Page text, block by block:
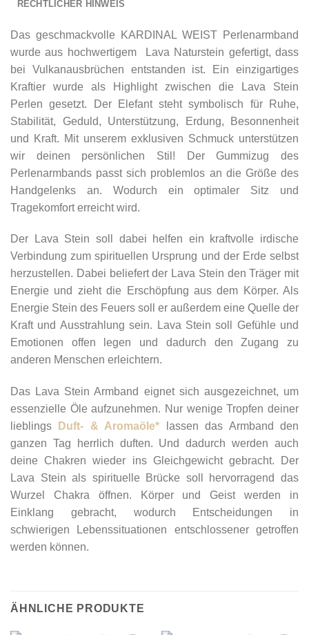
RECHTLICHER HINWEIS
Das geschmackvolle KARDINAL WEIST Perlenarmband
wurde aus hochwertigem Lava Naturstein gefertigt, dass
bei Vulkanausbrüchen entstanden ist. Ein einzigartiges
Kraftier wurde als Highlight zwischen die Lava Stein
Perlen gesetzt. Der Elefant steht symbolisch für Ruhe,
Stabilität, Geduld, Unterstützung, Erdung, Besonnenheit
und Kraft. Mit unserem exklusiven Schmuck unterstützen
wir deinen persönlichen Stil! Der Gummizug des
Perlenarmbands passt sich problemlos an die Größe des
Handgelenks an. Wodurch ein optimaler Sitz und
Tragekomfort erreicht wird.
Der Lava Stein soll dabei helfen ein kraftvolle irdische
Verbindung zum spirituellen Ursprung und der Erde selbst
herzustellen. Dabei beliefert der Lava Stein den Träger mit
Energie und zieht die Erschöpfung aus dem Körper. Als
Energie Stein des Feuers soll er außerdem eine Quelle der
Kraft und Ausstrahlung sein. Lava Stein soll Gefühle und
Emotionen offen legen und dadurch den Zugang zu
anderen Menschen erleichtern.
Das Lava Stein Armband eignet sich ausgezeichnet, um
essenzielle Öle aufzunehmen. Nur wenige Tropfen deiner
lieblings
Duft- & Aromaöle* lassen das Armband den
ganzen Tag herrlich duften. Und dadurch werden auch
deine Chakren wieder ins Gleichgewicht gebracht. Der
Lava Stein als spirituelle Brücke soll hervorragend das
Wurzel Chakra öffnen. Körper und Geist werden in
Einklang gebracht, wodurch Entscheidungen in
schwierigen Lebenssituationen entschlossener getroffen
werden können.
ÄHNLICHE PRODUKTE